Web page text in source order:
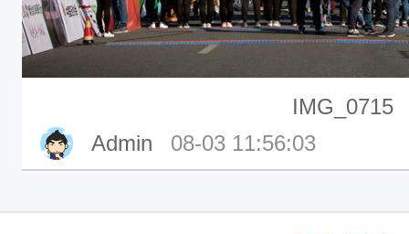
IMG_0715
Admin
08-03 11:56:03